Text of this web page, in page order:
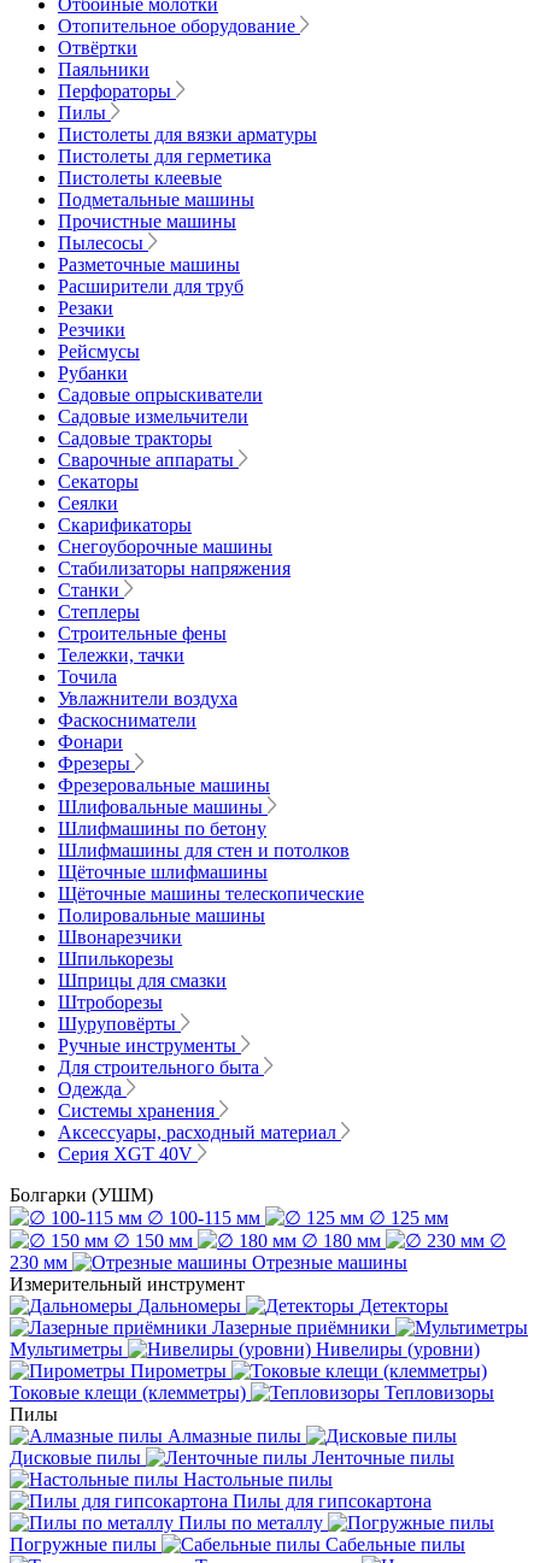
Отбойные молотки
Отопительное оборудование
Отвёртки
Паяльники
Перфораторы
Пилы
Пистолеты для вязки арматуры
Пистолеты для герметика
Пистолеты клеевые
Подметальные машины
Прочистные машины
Пылесосы
Разметочные машины
Расширители для труб
Резаки
Резчики
Рейсмусы
Рубанки
Садовые опрыскиватели
Садовые измельчители
Садовые тракторы
Сварочные аппараты
Секаторы
Сеялки
Скарификаторы
Снегоуборочные машины
Стабилизаторы напряжения
Станки
Степлеры
Строительные фены
Тележки, тачки
Точила
Увлажнители воздуха
Фаскосниматели
Фонари
Фрезеры
Фрезеровальные машины
Шлифовальные машины
Шлифмашины по бетону
Шлифмашины для стен и потолков
Щёточные шлифмашины
Щёточные машины телескопические
Полировальные машины
Швонарезчики
Шпилькорезы
Шприцы для смазки
Штроборезы
Шуруповёрты
Ручные инструменты
Для строительного быта
Одежда
Системы хранения
Аксессуары, расходный материал
Серия XGT 40V
Болгарки (УШМ)
∅ 100-115 мм
∅ 125 мм
∅ 150 мм
∅ 180 мм
∅
230 мм
Отрезные машины
Измерительный инструмент
Дальномеры
Детекторы
Лазерные приёмники
Мультиметры
Нивелиры (уровни)
Пирометры
Токовые клещи (клемметры)
Тепловизоры
Пилы
Алмазные пилы
Дисковые пилы
Ленточные пилы
Настольные пилы
Пилы для гипсокартона
Пилы по металлу
Погружные пилы
Сабельные пилы